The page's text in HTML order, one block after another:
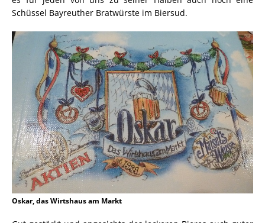
Schüssel Bayreuther Bratwürste im Biersud.
Oskar, das Wirtshaus am Markt